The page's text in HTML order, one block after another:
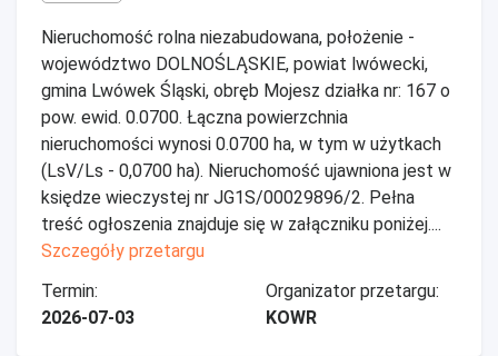
Nieruchomość rolna niezabudowana, położenie -
województwo DOLNOŚLĄSKIE, powiat lwówecki,
gmina Lwówek Śląski, obręb Mojesz działka nr: 167 o
pow. ewid. 0.0700. Łączna powierzchnia
nieruchomości wynosi 0.0700 ha, w tym w użytkach
(LsV/Ls - 0,0700 ha). Nieruchomość ujawniona jest w
księdze wieczystej nr JG1S/00029896/2. Pełna
treść ogłoszenia znajduje się w załączniku poniżej....
Szczegóły przetargu
Termin:
2026-07-03
Organizator przetargu:
KOWR